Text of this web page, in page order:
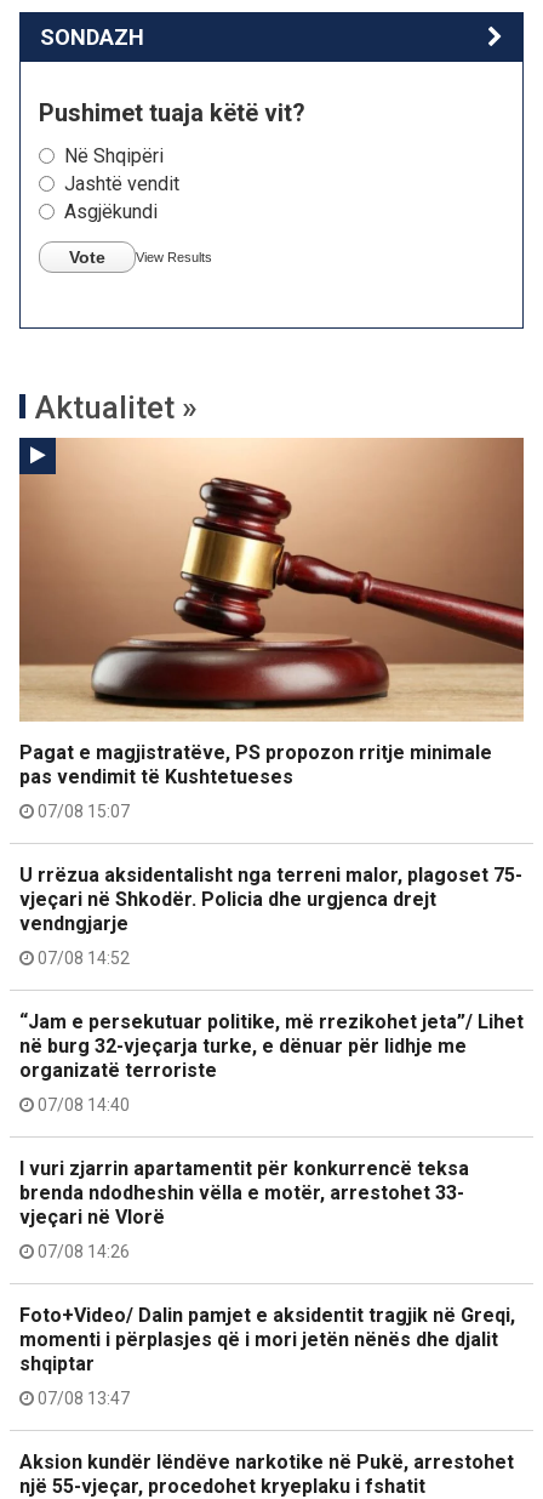
SONDAZH
Pushimet tuaja këtë vit?
Në Shqipëri
Jashtë vendit
Asgjëkundi
Vote View Results
Aktualitet »
Pagat e magjistratëve, PS propozon rritje minimale
pas vendimit të Kushtetueses
07/08 15:07
U rrëzua aksidentalisht nga terreni malor, plagoset 75-
vjeçari në Shkodër. Policia dhe urgjenca drejt
vendngjarje
07/08 14:52
“Jam e persekutuar politike, më rrezikohet jeta”/ Lihet
në burg 32-vjeçarja turke, e dënuar për lidhje me
organizatë terroriste
07/08 14:40
I vuri zjarrin apartamentit për konkurrencë teksa
brenda ndodheshin vëlla e motër, arrestohet 33-
vjeçari në Vlorë
07/08 14:26
Foto+Video/ Dalin pamjet e aksidentit tragjik në Greqi,
momenti i përplasjes që i mori jetën nënës dhe djalit
shqiptar
07/08 13:47
Aksion kundër lëndëve narkotike në Pukë, arrestohet
një 55-vjeçar, procedohet kryeplaku i fshatit